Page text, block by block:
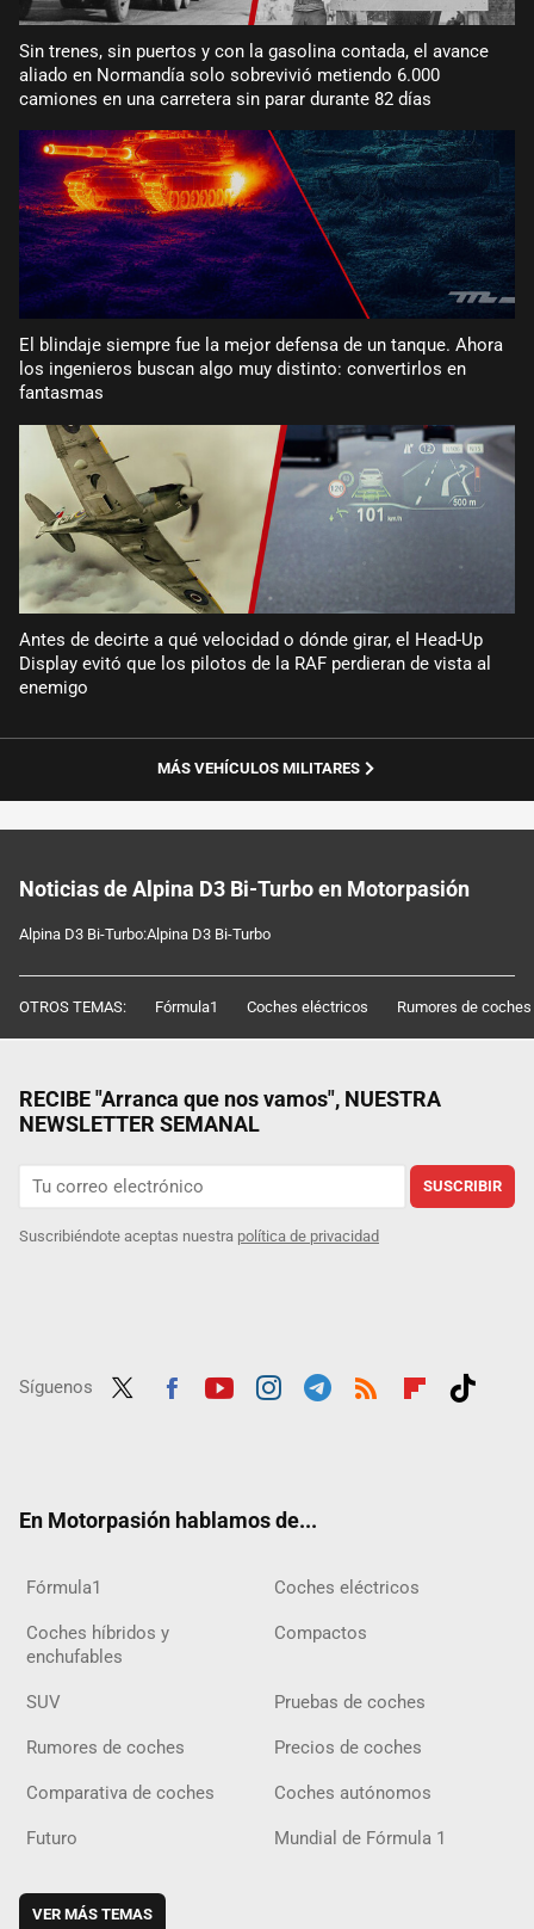
Sin trenes, sin puertos y con la gasolina contada, el avance
aliado en Normandía solo sobrevivió metiendo 6.000
camiones en una carretera sin parar durante 82 días
El blindaje siempre fue la mejor defensa de un tanque. Ahora
los ingenieros buscan algo muy distinto: convertirlos en
fantasmas
Antes de decirte a qué velocidad o dónde girar, el Head-Up
Display evitó que los pilotos de la RAF perdieran de vista al
enemigo
MÁS VEHÍCULOS MILITARES
Noticias de Alpina D3 Bi-Turbo en Motorpasión
Alpina D3 Bi-Turbo:Alpina D3 Bi-Turbo
OTROS TEMAS: Fórmula1 Coches eléctricos Rumores de coches
RECIBE "Arranca que nos vamos", NUESTRA
NEWSLETTER SEMANAL
SUSCRIBIR
Suscribiéndote aceptas nuestra política de privacidad
Síguenos
En Motorpasión hablamos de...
Fórmula1 Coches eléctricos
Coches híbridos y
enchufables
Compactos
SUV Pruebas de coches
Rumores de coches Precios de coches
Comparativa de coches Coches autónomos
Futuro Mundial de Fórmula 1
VER MÁS TEMAS